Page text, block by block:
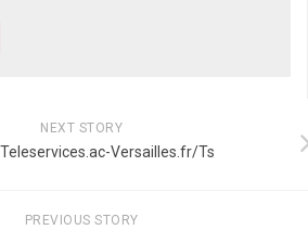
NEXT STORY
Versailles.fr/Ts
PREVIOUS STORY